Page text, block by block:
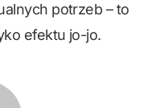
potrzeb – to
efektu jo-jo.